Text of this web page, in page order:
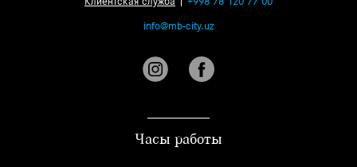
info@mb-city.uz
Часы работы